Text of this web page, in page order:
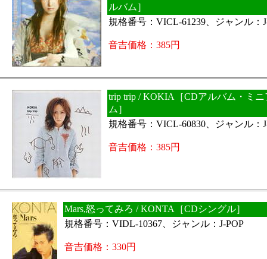
ルバム］
規格番号：VICL-61239、ジャンル：
音吉価格：385円
trip trip / KOKIA［CDアルバム・ミニ
ム］
規格番号：VICL-60830、ジャンル：
音吉価格：385円
Mars,怒ってみろ / KONTA［CDシングル］
規格番号：VIDL-10367、ジャンル：J-POP
音吉価格：330円